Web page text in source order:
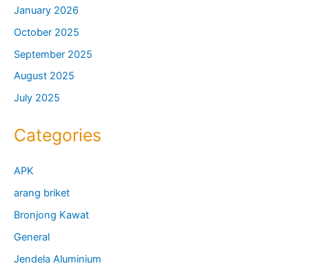
January 2026
October 2025
September 2025
August 2025
July 2025
Categories
APK
arang briket
Bronjong Kawat
General
Jendela Aluminium